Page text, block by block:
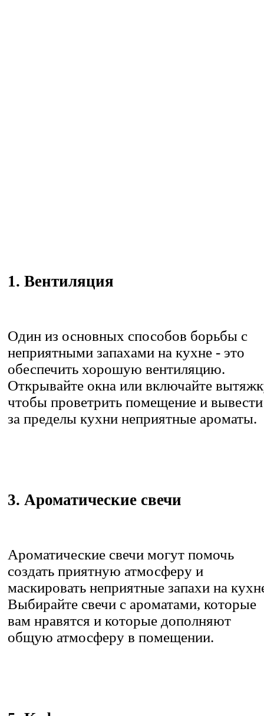
1. Вентиляция
Один из основных способов борьбы с
неприятными запахами на кухне - это
обеспечить хорошую вентиляцию.
Открывайте окна или включайте
чтобы проветрить помещение и вывести
за пределы кухни неприятные ароматы.
3. Ароматические свечи
Ароматические свечи могут помочь
создать приятную атмосферу и
маскировать неприятные запахи на
Выбирайте свечи с ароматами, которые
вам нравятся и которые дополняют
общую атмосферу в помещении.